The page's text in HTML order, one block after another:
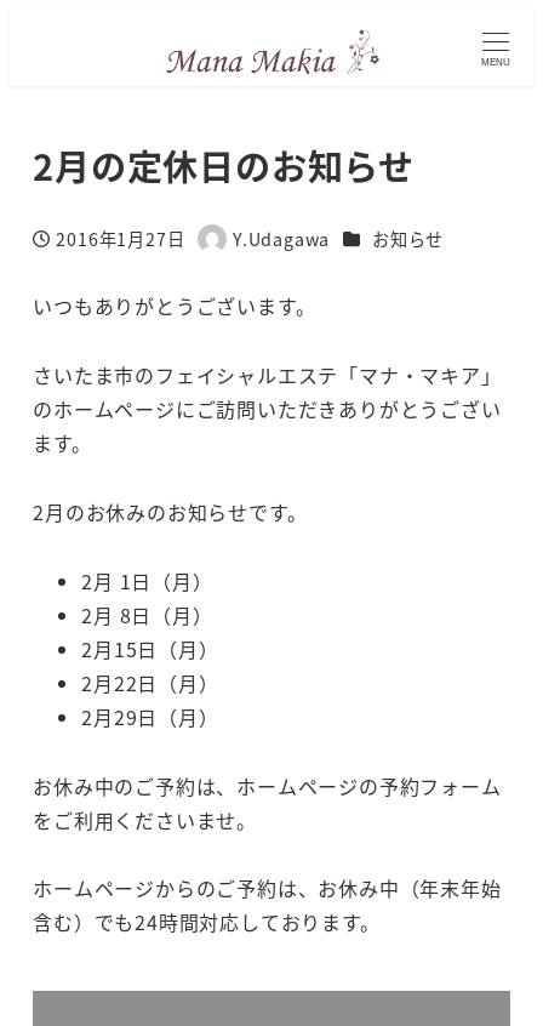
MENU
2月の定休日のお知らせ
投稿日
2016年1月27日
著
Y.Udagawa カテゴリー
お知らせ
いつもありがとうございます。
さいたま市のフェイシャルエステ「マナ・マキア」
のホームページにご訪問いただきありがとうござい
ます。
2月のお休みのお知らせです。
2月 1日（月）
2月 8日（月）
2月15日（月）
2月22日（月）
2月29日（月）
お休み中のご予約は、ホームページの予約フォーム
をご利用くださいませ。
ホームページからのご予約は、お休み中（年末年始
含む）でも24時間対応しております。